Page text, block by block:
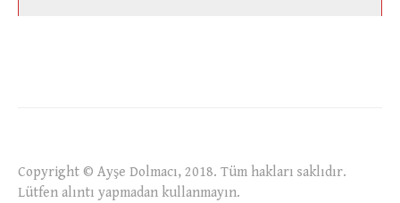
Copyright © Ayşe Dolmacı, 2018. Tüm hakları saklıdır.
Lütfen alıntı yapmadan kullanmayın.